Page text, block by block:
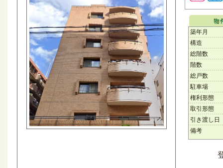
築年月
構造
総階数
階数
総戸数
駐車場
権利形態
取引形態
引き渡し日
備考